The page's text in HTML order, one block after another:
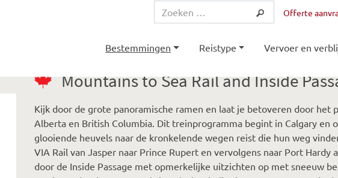
Offerte
Bestemmingen Reistype Vervoer en
Mountains to Sea Rail and Inside
Kijk door de grote panoramische ramen en laat je betoveren door het
Alberta en British Columbia. Dit treinprogramma begint in Calgary en
glooiende heuvels naar de kronkelende wegen reist die hun weg
VIA Rail van Jasper naar Prince Rupert en vervolgens naar Port
door de Inside Passage met opmerkelijke uitzichten op met sneeuw